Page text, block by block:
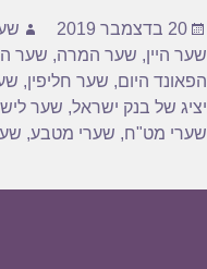
פורסם
בתאריך
20 בדצמבר 2019
שער היין, שער המרה, שער
הפאונד היום, שער חליפין,
יציג של בנק ישראל, שער
שערי מט"ח, שערי מטבע,